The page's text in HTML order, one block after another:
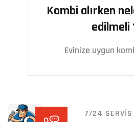
Kombi alırken
edilmeli
Evinize uygun
7/24 SERVIS